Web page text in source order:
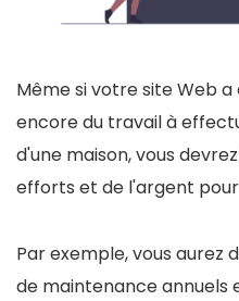
Même si votre site Web
encore du travail à
d'une maison, vous
efforts et de l'argent
Par exemple, vous aurez
de maintenance annuels